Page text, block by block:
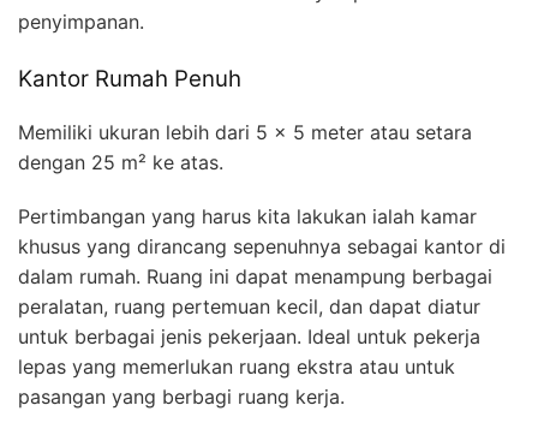
penyimpanan.
Kantor Rumah Penuh
Memiliki ukuran lebih dari 5 x 5 meter atau setara
dengan 25 m² ke atas.
Pertimbangan yang harus kita lakukan ialah kamar
khusus yang dirancang sepenuhnya sebagai kantor di
dalam rumah. Ruang ini dapat menampung berbagai
peralatan, ruang pertemuan kecil, dan dapat diatur
untuk berbagai jenis pekerjaan. Ideal untuk pekerja
lepas yang memerlukan ruang ekstra atau untuk
pasangan yang berbagi ruang kerja.